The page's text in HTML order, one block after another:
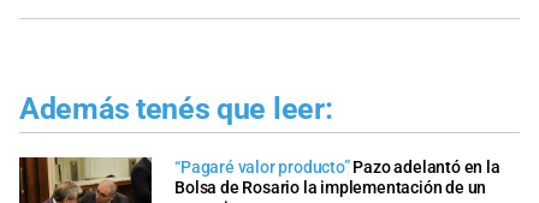
Además tenés que leer:
“Pagaré valor producto” Pazo adelantó en la
Bolsa de Rosario la implementación de un